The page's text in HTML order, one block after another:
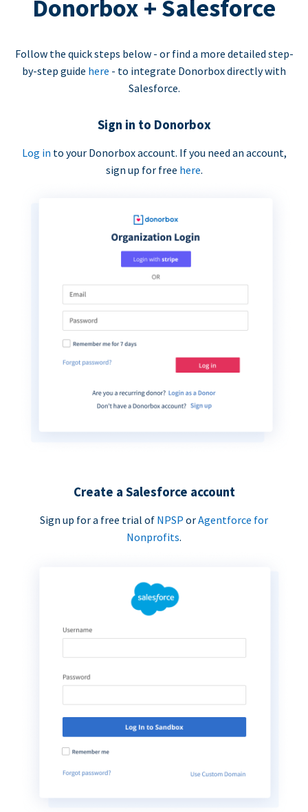
Donorbox + Salesforce
Follow the quick steps below - or find a more detailed step-
by-step guide here - to integrate Donorbox directly with
Salesforce.
Sign in to Donorbox
Log in to your Donorbox account. If you need an account,
sign up for free here.
Create a Salesforce account
Sign up for a free trial of NPSP orAgentforce for
Nonprofits.